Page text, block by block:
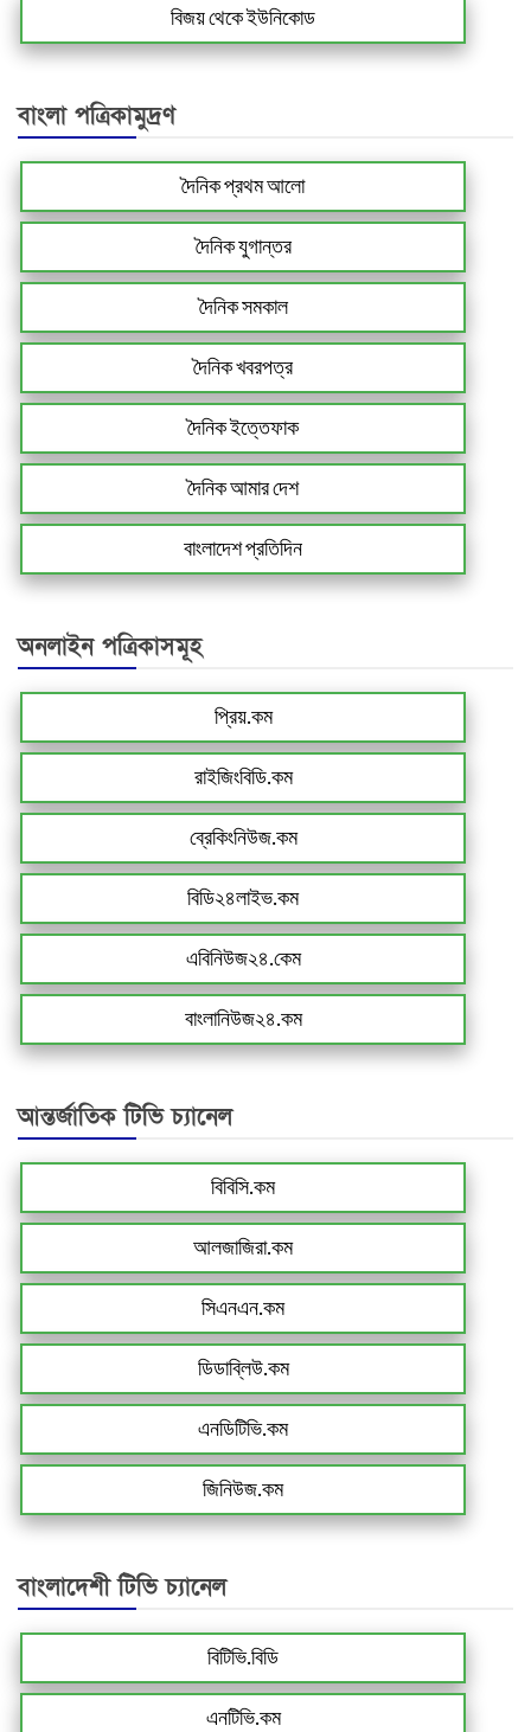
বিজয় থেকে ইউনিকোড
বাংলা পত্রিকামুদ্রণ
দৈনিক প্রথম আলো
দৈনিক যুগান্তর
দৈনিক সমকাল
দৈনিক খবরপত্র
দৈনিক ইত্তেফাক
দৈনিক আমার দেশ
বাংলাদেশ প্রতিদিন
অনলাইন পত্রিকাসমূহ
প্রিয়.কম
রাইজিংবিডি.কম
ব্রেকিংনিউজ.কম
বিডি২৪লাইভ.কম
এবিনিউজ২৪.কেম
বাংলানিউজ২৪.কম
আন্তর্জাতিক টিভি চ্যানেল
বিবিসি.কম
আলজাজিরা.কম
সিএনএন.কম
ডিডাব্লিউ.কম
এনডিটিভি.কম
জিনিউজ.কম
বাংলাদেশী টিভি চ্যানেল
বিটিভি.বিডি
এনটিভি.কম